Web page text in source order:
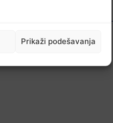
Prikaži podešavanja